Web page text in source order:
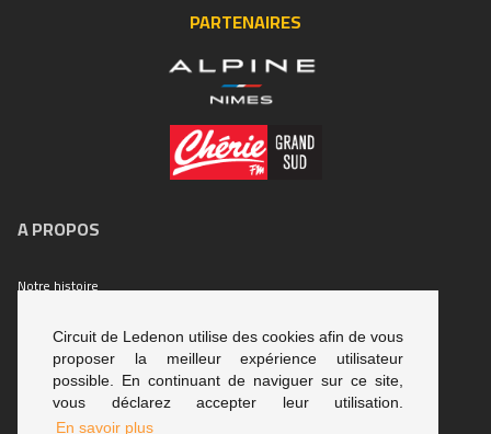
Circuit de Ledenon utilise des cookies afin de vous
proposer la meilleur expérience utilisateur
possible. En continuant de naviguer sur ce site,
vous déclarez accepter leur utilisation.
En savoir plus
PARTENAIRES
A PROPOS
Notre histoire
INFORMATIONS